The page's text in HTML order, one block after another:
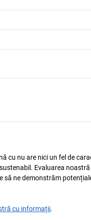
cu nu are nici un fel de
Evaluarea noastră
să ne demonstrăm
cu informații.